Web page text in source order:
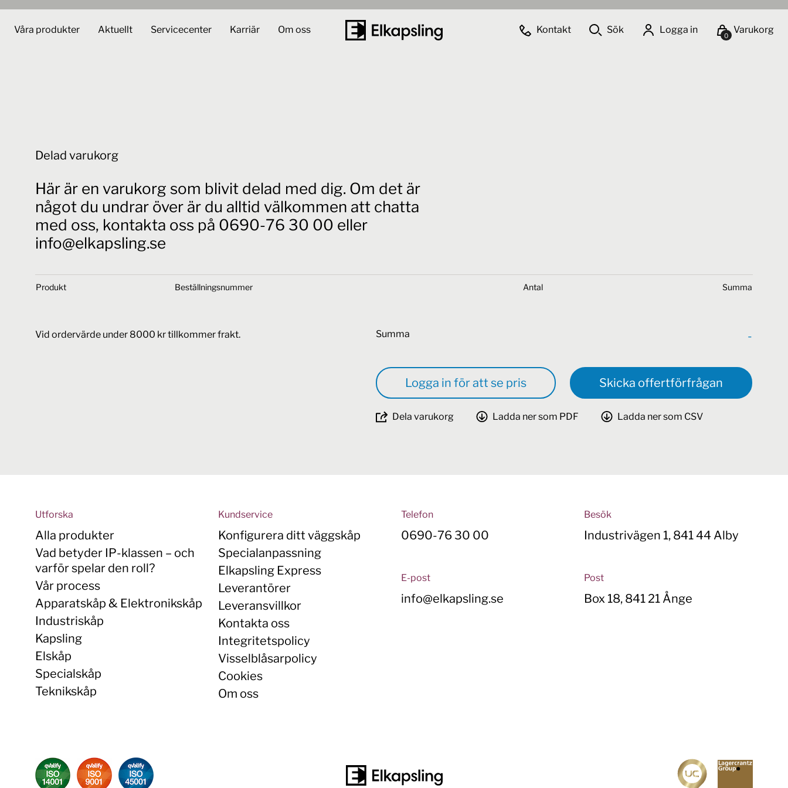
Våra produkter Aktuellt Servicecenter Karriär Om oss Kontakt Sök Logga in Varukorg
0
Delad varukorg
Här är en varukorg som blivit delad med dig. Om det är
något du undrar över är du alltid välkommen att chatta
med oss, kontakta oss på 0690-76 30 00 eller
info@elkapsling.se
Produkt Beställningsnummer Antal Summa
Vid ordervärde under 8000 kr tillkommer frakt. Summa -
Logga in för att se pris Skicka offertförfrågan
Dela varukorg Ladda ner som PDF Ladda ner som CSV
Utforska
Alla produkter
Vad betyder IP-klassen – och
varför spelar den roll?
Vår process
Apparatskåp & Elektronikskåp
Industriskåp
Kapsling
Elskåp
Specialskåp
Teknikskåp
Kundservice
Konfigurera ditt väggskåp
Specialanpassning
Elkapsling Express
Leverantörer
Leveransvillkor
Kontakta oss
Integritetspolicy
Visselblåsarpolicy
Cookies
Om oss
Telefon
0690-76 30 00
E-post
info@elkapsling.se
Besök
Industrivägen 1, 841 44 Alby
Post
Box 18, 841 21 Ånge